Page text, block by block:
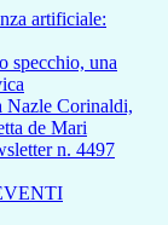
artificiale:
specchio, una
Nazle Corinaldi,
de Mari
n. 4497